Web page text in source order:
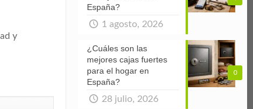
y
España?
1 agosto, 2026
0
¿Cuáles son las
mejores cajas fuertes
para el hogar en
España?
28 julio, 2026